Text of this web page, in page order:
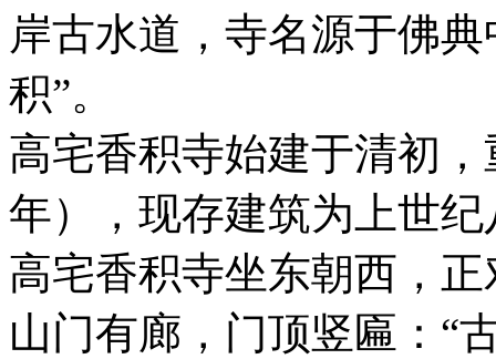
岸古水道，寺名源于佛
积”。
高宅香积寺始建于清初
年），现存建筑为上世
高宅香积寺坐东朝西，
山门有廊，门顶竖匾：“